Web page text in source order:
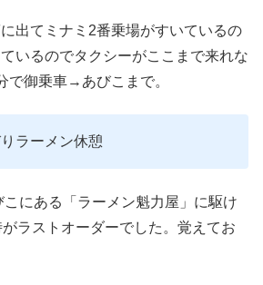
出てミナミ2番乗場がすいているの
いるのでタクシーがここまで来れな
で御乗車→あびこまで。
ラーメン休憩
にある「ラーメン魁力屋」に駆け
ラストオーダーでした。覚えてお